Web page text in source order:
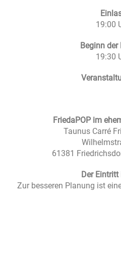
19:00
Beginn der
19:30
FriedaPOP im
Taunus Carré
61381
Der
Zur besseren Planung ist